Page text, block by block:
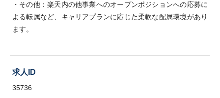
・その他：楽天内の他事業へのオープンポジションへの応募に
よる転属など、キャリアプランに応じた柔軟な配属環境があり
ます。
求人ID
35736